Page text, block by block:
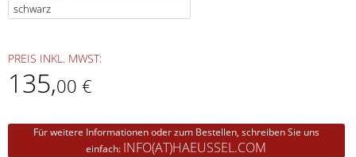
PREIS INKL. MWST:
135,00 €
Für weitere Informationen oder zum Bestellen, schreiben Sie uns
einfach: INFO(AT)HAEUSSEL.COM